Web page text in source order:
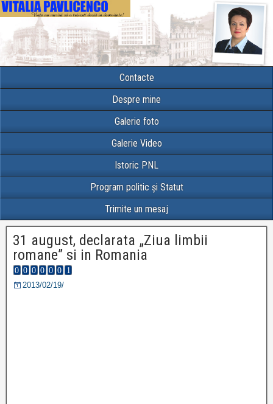
Contacte
Despre mine
Galerie foto
Galerie Video
Istoric PNL
Program politic și Statut
Trimite un mesaj
31 august, declarata „Ziua limbii
romane” si in Romania
2013/02/19/